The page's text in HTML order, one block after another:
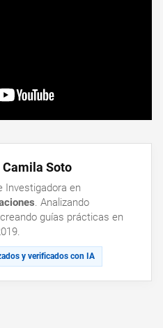
Soto
Investigadora en
. Analizando
guías prácticas en
y verificados con IA